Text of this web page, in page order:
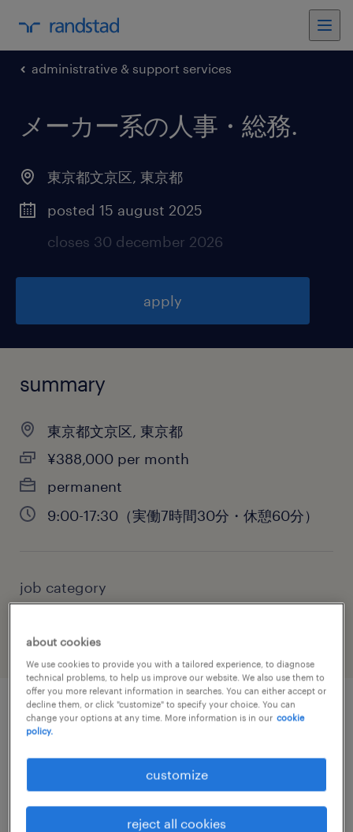
administrative & support services
メーカー系の人事・総務.
東京都文京区, 東京都
posted 15 august 2025
closes 30 december 2026
apply
summary
東京都文京区, 東京都
¥388,000 per month
permanent
9:00-17:30（実働7時間30分・休憩60分）
job category
job details
about cookies
We use cookies to provide you with a tailored experience, to diagnose
technical problems, to help us improve our website. We also use them to
offer you more relevant information in searches. You can either accept or
decline them, or click "customize" to specify your choice. You can
change your options at any time. More information is in our cookie
policy.
customize
reject all cookies